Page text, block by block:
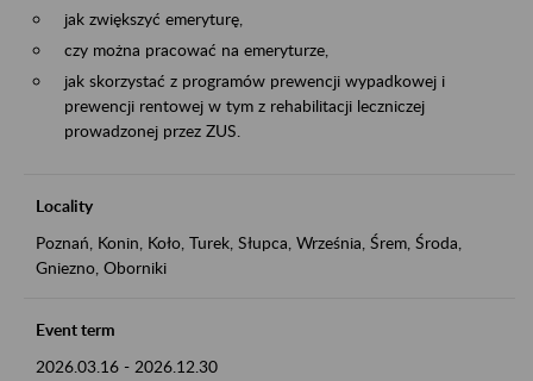
jak zwiększyć emeryturę,
czy można pracować na emeryturze,
jak skorzystać z programów prewencji wypadkowej i
prewencji rentowej w tym z rehabilitacji leczniczej
prowadzonej przez ZUS.
Locality
Poznań, Konin, Koło, Turek, Słupca, Września, Śrem, Środa,
Gniezno, Oborniki
Event term
2026.03.16 - 2026.12.30